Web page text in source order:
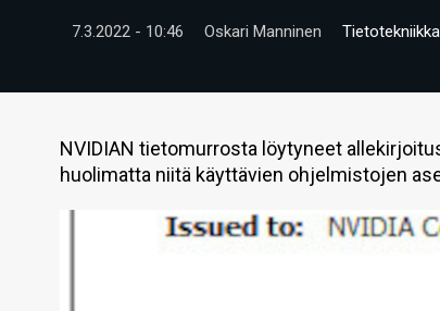
7.3.2022 - 10:46 Oskari Manninen Tietotekniikka
NVIDIAN tietomurrosta löytyneet
huolimatta niitä käyttävien ohjelmistojen